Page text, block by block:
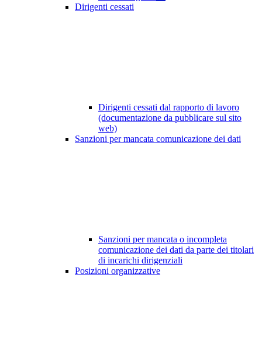
Dirigenti cessati
Dirigenti cessati dal rapporto di lavoro
(documentazione da pubblicare sul sito
web)
Sanzioni per mancata comunicazione dei dati
Sanzioni per mancata o incompleta
comunicazione dei dati da parte dei titolari
di incarichi dirigenziali
Posizioni organizzative